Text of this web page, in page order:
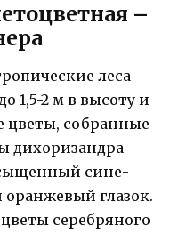
–
леса
1,5-2 м в высоту и
цветы, собранные
дихоризандрa
сине-
глазок.
серебряного